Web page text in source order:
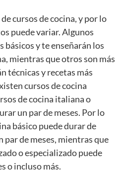
cursos de cocina, y por lo
puede variar. Algunos
básicos y te enseñarán los
mientras que otros son más
técnicas y recetas más
cursos de cocina
de cocina italiana o
un par de meses. Por lo
básico puede durar de
par de meses, mientras que
o especializado puede
o incluso más.